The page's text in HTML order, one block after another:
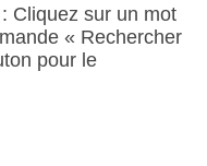
Cliquez sur un mot
« Rechercher
pour le